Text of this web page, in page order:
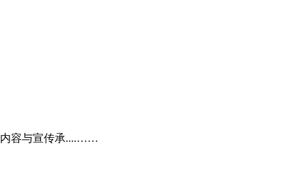
内容与宣传承....……